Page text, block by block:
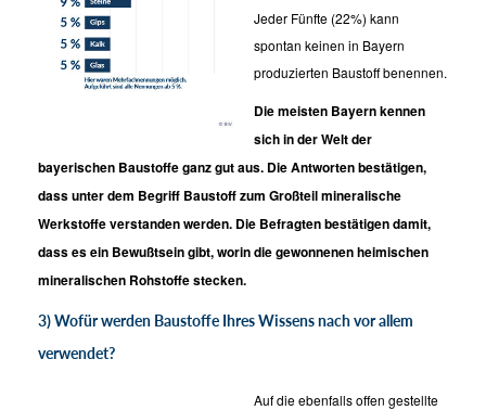
Jeder Fünfte (22%) kann
spontan keinen in Bayern
produzierten Baustoff benennen.
Die meisten Bayern kennen
sich in der Welt der
bayerischen Baustoffe ganz gut aus. Die Antworten bestätigen,
dass unter dem Begriff Baustoff zum Großteil mineralische
Werkstoffe verstanden werden. Die Befragten bestätigen damit,
dass es ein Bewußtsein gibt, worin die gewonnenen heimischen
mineralischen Rohstoffe stecken.
3) Wofür werden Baustoffe Ihres Wissens nach vor allem
verwendet?
Auf die ebenfalls offen gestellte